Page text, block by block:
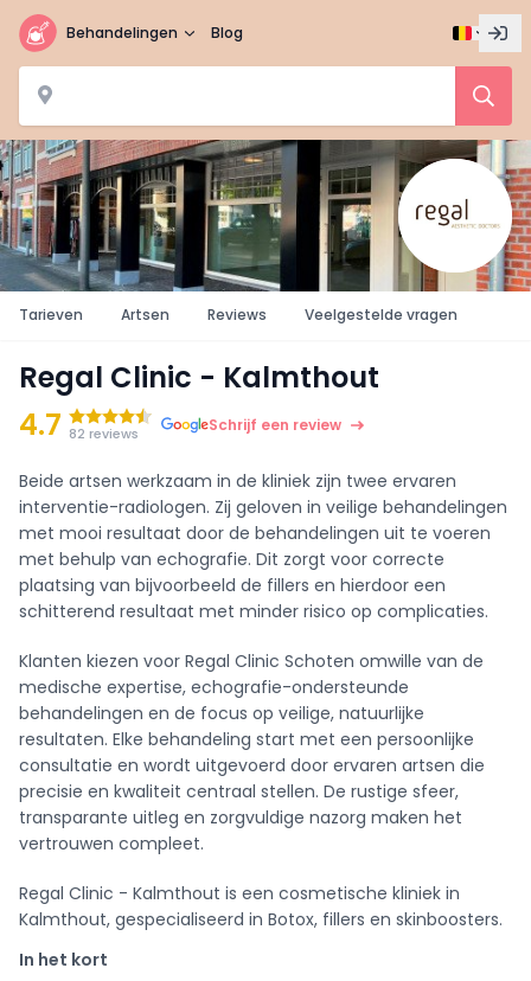
Behandelingen Blog
Tarieven Artsen Reviews Veelgestelde vragen
Regal Clinic - Kalmthout
4.7 82 reviews Schrijf een review
Beide artsen werkzaam in de kliniek zijn twee ervaren
interventie-radiologen. Zij geloven in veilige behandelingen
met mooi resultaat door de behandelingen uit te voeren
met behulp van echografie. Dit zorgt voor correcte
plaatsing van bijvoorbeeld de fillers en hierdoor een
schitterend resultaat met minder risico op complicaties.
Klanten kiezen voor Regal Clinic Schoten omwille van de
medische expertise, echografie-ondersteunde
behandelingen en de focus op veilige, natuurlijke
resultaten. Elke behandeling start met een persoonlijke
consultatie en wordt uitgevoerd door ervaren artsen die
precisie en kwaliteit centraal stellen. De rustige sfeer,
transparante uitleg en zorgvuldige nazorg maken het
vertrouwen compleet.
Regal Clinic - Kalmthout is een cosmetische kliniek in
Kalmthout, gespecialiseerd in Botox, fillers en skinboosters.
In het kort